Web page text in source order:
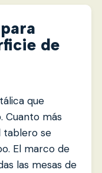
de
que
Cuanto más
tablero se
El marco de
las mesas de